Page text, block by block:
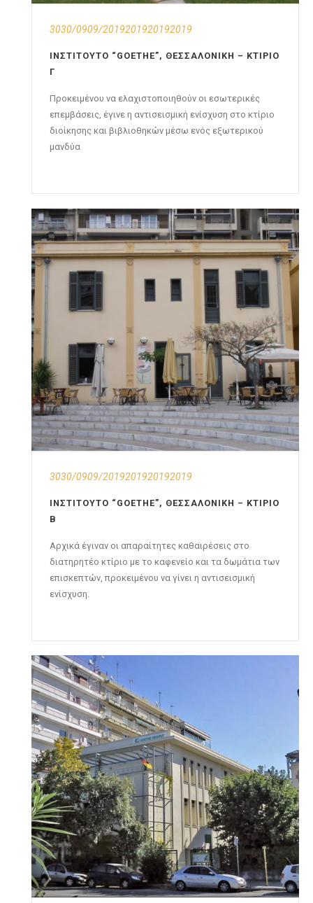
3030/0909/2019201920192019
ΙΝΣΤΙΤΟΎΤΟ “GOETHE”, ΘΕΣΣΑΛΟΝΊΚΗ – ΚΤΊΡΙΟ
Γ
Προκειμένου να ελαχιστοποιηθούν οι εσωτερικές
επεμβάσεις, έγινε η αντισεισμική ενίσχυση στο κτίριο
διοίκησης και βιβλιοθηκών μέσω ενός εξωτερικού
μανδύα
3030/0909/2019201920192019
ΙΝΣΤΙΤΟΎΤΟ “GOETHE”, ΘΕΣΣΑΛΟΝΊΚΗ – ΚΤΊΡΙΟ
Β
Αρχικά έγιναν οι απαραίτητες καθαιρέσεις στο
διατηρητέο κτίριο με το καφενείο και τα δωμάτια των
επισκεπτών, προκειμένου να γίνει η αντισεισμική
ενίσχυση.